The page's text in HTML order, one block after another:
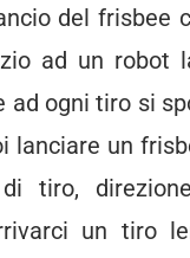
del frisbee
ad un robot
ad ogni tiro si
lanciare un
tiro,
un tiro